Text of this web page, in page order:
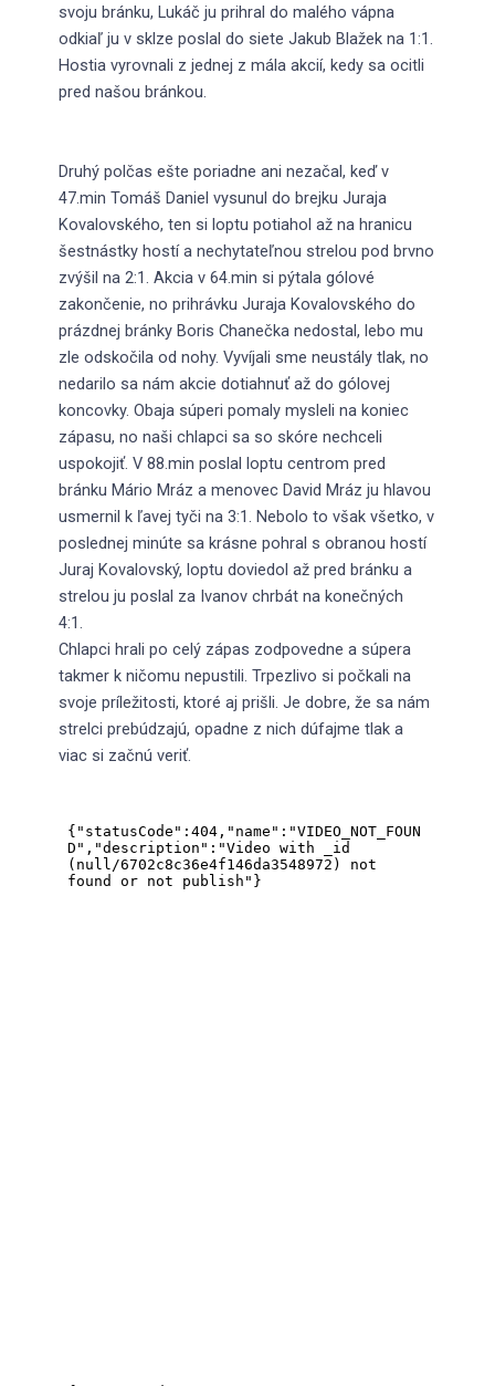
svoju bránku, Lukáč ju prihral do malého vápna
odkiaľ ju v sklze poslal do siete Jakub Blažek na 1:1.
Hostia vyrovnali z jednej z mála akcií, kedy sa ocitli
pred našou bránkou.
Druhý polčas ešte poriadne ani nezačal, keď v
47.min Tomáš Daniel vysunul do brejku Juraja
Kovalovského, ten si loptu potiahol až na hranicu
šestnástky hostí a nechytateľnou strelou pod brvno
zvýšil na 2:1. Akcia v 64.min si pýtala gólové
zakončenie, no prihrávku Juraja Kovalovského do
prázdnej bránky Boris Chanečka nedostal, lebo mu
zle odskočila od nohy. Vyvíjali sme neustály tlak, no
nedarilo sa nám akcie dotiahnuť až do gólovej
koncovky. Obaja súperi pomaly mysleli na koniec
zápasu, no naši chlapci sa so skóre nechceli
uspokojiť. V 88.min poslal loptu centrom pred
bránku Mário Mráz a menovec David Mráz ju hlavou
usmernil k ľavej tyči na 3:1. Nebolo to však všetko, v
poslednej minúte sa krásne pohral s obranou hostí
Juraj Kovalovský, loptu doviedol až pred bránku a
strelou ju poslal za Ivanov chrbát na konečných
4:1.
Chlapci hrali po celý zápas zodpovedne a súpera
takmer k ničomu nepustili. Trpezlivo si počkali na
svoje príležitosti, ktoré aj prišli. Je dobre, že sa nám
strelci prebúdzajú, opadne z nich dúfajme tlak a
viac si začnú veriť.